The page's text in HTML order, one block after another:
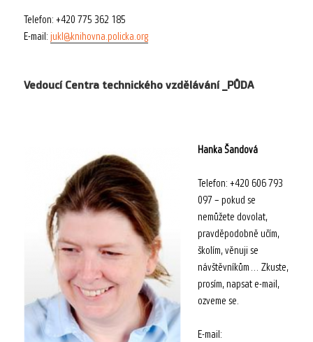
Telefon: +420 775 362 185
E-mail:jukl@knihovna.policka.org
Vedoucí Centra technického vzdělávání _PŮDA
Hanka Šandová
Telefon: +420 606 793
097 – pokud se
nemůžete dovolat,
pravděpodobně učím,
školím, věnuji se
návštěvníkům… Zkuste,
prosím, napsat e-mail,
ozveme se.
E-mail: